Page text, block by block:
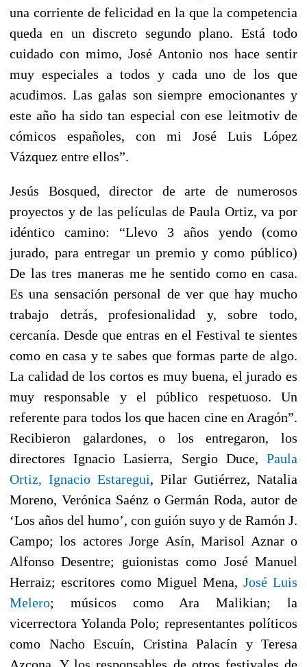
una corriente de felicidad en la que la competencia
queda en un discreto segundo plano. Está todo
cuidado con mimo, José Antonio nos hace sentir
muy especiales a todos y cada uno de los que
acudimos. Las galas son siempre emocionantes y
este año ha sido tan especial con ese leitmotiv de
cómicos españoles, con mi José Luis López
Vázquez entre ellos”.
Jesús Bosqued, director de arte de numerosos
proyectos y de las películas de Paula Ortiz, va por
idéntico camino: “Llevo 3 años yendo (como
jurado, para entregar un premio y como público)
De las tres maneras me he sentido como en casa.
Es una sensación personal de ver que hay mucho
trabajo detrás, profesionalidad y, sobre todo,
cercanía. Desde que entras en el Festival te sientes
como en casa y te sabes que formas parte de algo.
La calidad de los cortos es muy buena, el jurado es
muy responsable y el público respetuoso. Un
referente para todos los que hacen cine en Aragón”.
Recibieron galardones, o los entregaron, los
directores Ignacio Lasierra, Sergio Duce, Paula
Ortiz, Ignacio Estaregui, Pilar Gutiérrez, Natalia
Moreno, Verónica Saénz o Germán Roda, autor de
‘Los años del humo’, con guión suyo y de Ramón J.
Campo; los actores Jorge Asín, Marisol Aznar o
Alfonso Desentre; guionistas como José Manuel
Herraiz; escritores como Miguel Mena, José Luis
Melero; músicos como Ara Malikian; la
vicerrectora Yolanda Polo; representantes políticos
como Nacho Escuín, Cristina Palacín y Teresa